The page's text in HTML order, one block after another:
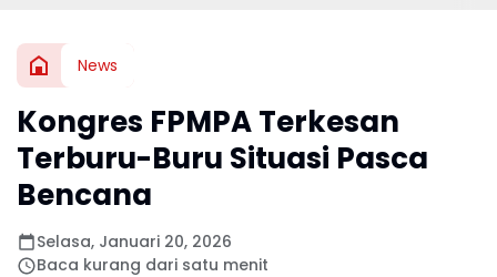
News
Kongres FPMPA Terkesan
Terburu-Buru Situasi Pasca
Bencana
Selasa, Januari 20, 2026
Baca kurang dari satu menit